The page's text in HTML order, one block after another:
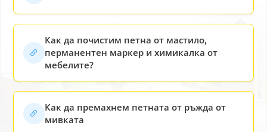
Как да почистим петна от мастило,
перманентен маркер и химикалка от
мебелите?
Как да премахнем петната от ръжда от
мивката